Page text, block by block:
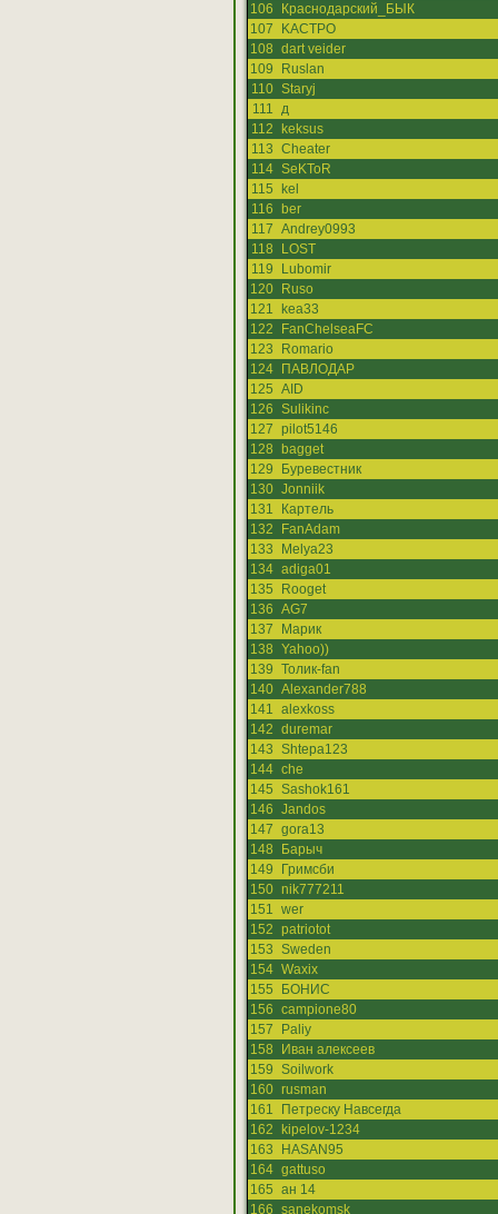
106
Краснодарский_БЫК
107
KACTPO
108 dart veider
109
Ruslan
110 Staryj
111 д
112
keksus
113 Cheater
114 SeKToR
115
kel
116
ber
117 Andrey0993
118
LOST
119
Lubomir
120
Ruso
121
kea33
122
FanChelseaFC
123
Romario
124
ПАВЛОДАР
125 AID
126 Sulikinc
127 pilot5146
128
bagget
129
Буревестник
130 Jonniik
131
Картель
132
FanAdam
133
Melya23
134 adiga01
135
Rooget
136 AG7
137
Марик
138 Yahoo))
139 Толик-fan
140 Alexander788
141 alexkoss
142 duremar
143 Shtepa123
144 che
145 Sashok161
146 Jandos
147 gora13
148
Барыч
149
Гримсби
150 nik777211
151 wer
152 patriotot
153 Sweden
154 Waxix
155
БОНИС
156 campione80
157
Paliy
158
Иван алексеев
159 Soilwork
160 rusman
161
Петреску Навсегда
162
kipelov-1234
163
HASAN95
164 gattuso
165 ан 14
166 sanekomsk